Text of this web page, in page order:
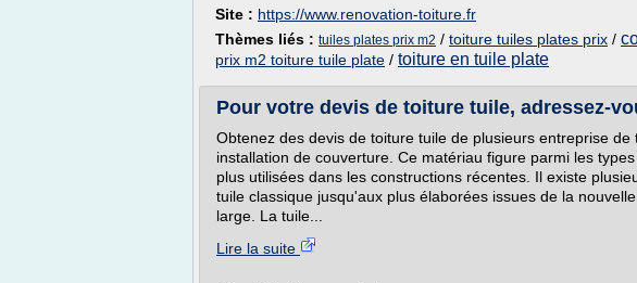
Site : https://www.renovation-toiture.fr
Thèmes liés : tuiles plates prix m2 / toiture tuiles plates prix /
prix m2 toiture tuile plate / toiture en tuile plate
Pour votre devis de toiture tuile, adressez-
Obtenez des devis de toiture tuile de plusieurs entreprise de
installation de couverture. Ce matériau figure parmi les
plus utilisées dans les constructions récentes. Il existe
tuile classique jusqu'aux plus élaborées issues de la
large. La tuile...
Lire la suite